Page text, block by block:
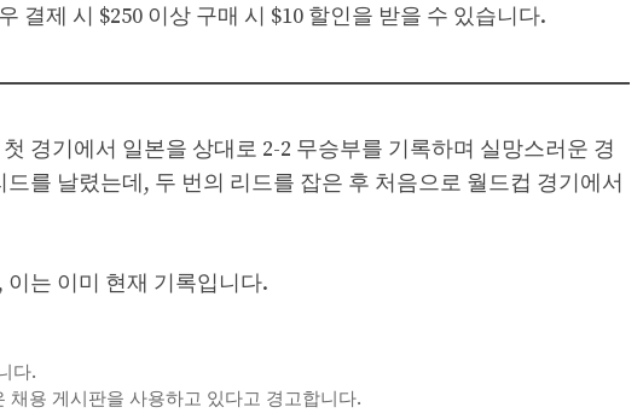
결제 시 $250 이상 구매 시 $10 할인을 받을 수 있습니다.
경기에서 일본을 상대로 2-2 무승부를 기록하며 실망스러운 경
를 날렸는데, 두 번의 리드를 잡은 후 처음으로 월드컵 경기에서
는 이미 현재 기록입니다.
다.
용 게시판을 사용하고 있다고 경고합니다.